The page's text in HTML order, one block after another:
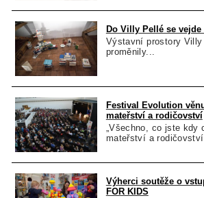
Do Villy Pellé se vejde
Výstavní prostory
proměnily...
Festival Evolution
mateřství a rodičovství
„Všechno, co jste kdy
mateřství a
Výherci soutěže o
FOR KIDS